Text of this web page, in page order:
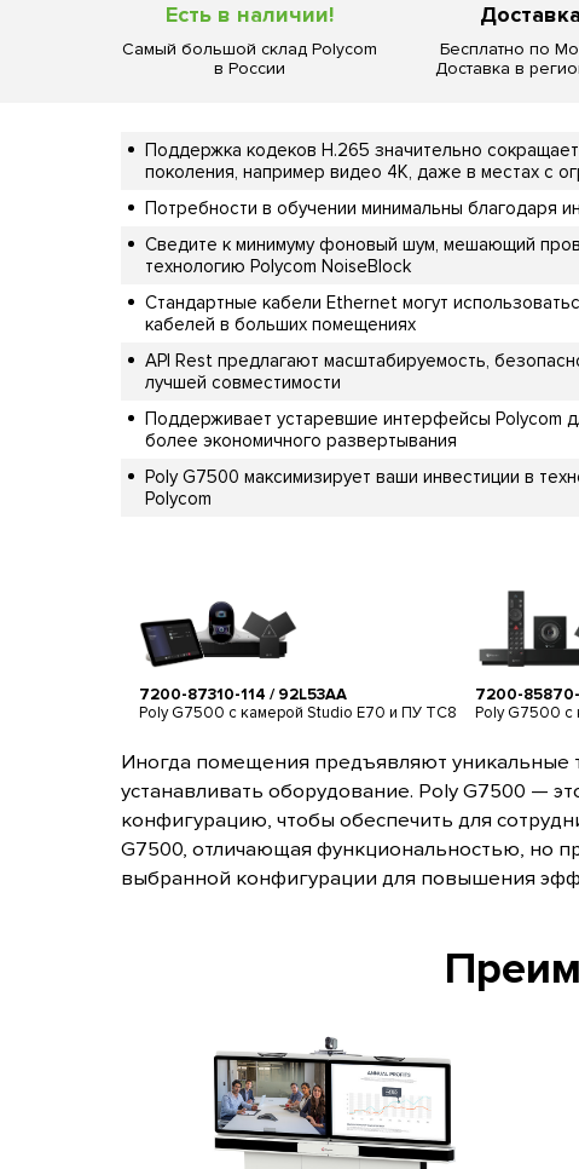
Есть в наличии!
Самый большой склад Polycom
в России
Доставка
Бесплатно по
Доставка в
Поддержка кодеков H.265 значительно
поколения, например видео 4K, даже в местах с
Потребности в обучении минимальны благодаря
Сведите к минимуму фоновый шум, мешающий
технологию Polycom NoiseBlock
Стандартные кабели Ethernet могут
кабелей в больших помещениях
API Rest предлагают масштабируемость,
лучшей совместимости
Поддерживает устаревшие интерфейсы Polycom
более экономичного развертывания
Poly G7500 максимизирует ваши инвестиции в
Polycom
7200-87310-114 / 92L53AA
Poly G7500 с камерой Studio E70 и ПУ TC8
7200-85870-
Poly G7500 с
Иногда помещения предъявляют уникальные
устанавливать оборудование. Poly G7500 —
конфигурацию, чтобы обеспечить для
G7500, отличающая функциональностью, но
выбранной конфигурации для повышения